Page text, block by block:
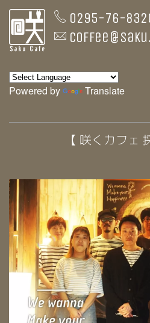
0295-76-
Powered by Translate
【 咲くカフェ